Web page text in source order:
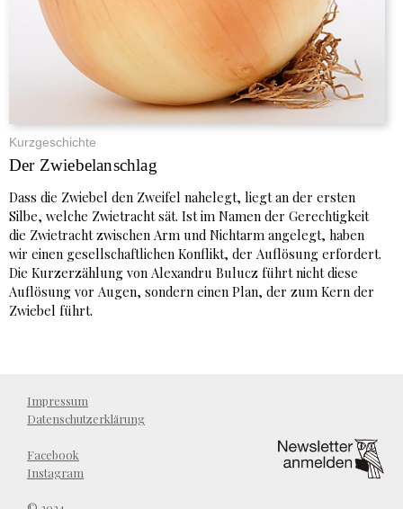
Kurzgeschichte
Der Zwiebelanschlag
Dass die Zwiebel den Zweifel nahelegt, liegt an der ersten
Silbe, welche Zwietracht sät. Ist im Namen der Gerechtigkeit
die Zwietracht zwischen Arm und Nichtarm angelegt, haben
wir einen gesellschaftlichen Konflikt, der Auflösung erfordert.
Die Kurzerzählung von Alexandru Bulucz führt nicht diese
Auflösung vor Augen, sondern einen Plan, der zum Kern der
Zwiebel führt.
Impressum
Datenschutzerklärung
Facebook
Instagram